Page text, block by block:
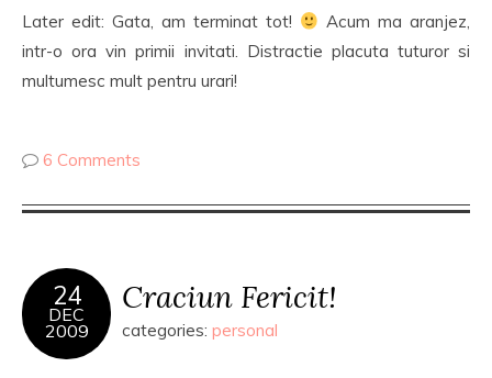
Later edit: Gata, am terminat tot!
Acum ma aranjez,
intr-o ora vin primii invitati. Distractie placuta tuturor si
multumesc mult pentru urari!
6 Comments
24
DEC
2009
Craciun Fericit!
categories: personal